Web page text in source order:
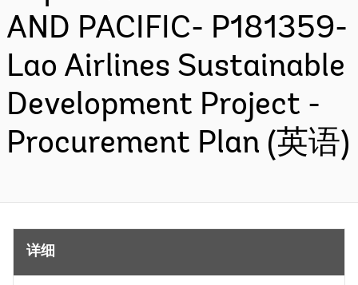
AND PACIFIC- P181359-
Lao Airlines Sustainable
Development Project -
Procurement Plan (英语)
详细